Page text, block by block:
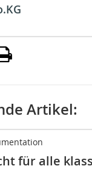
Artikel:
für alle